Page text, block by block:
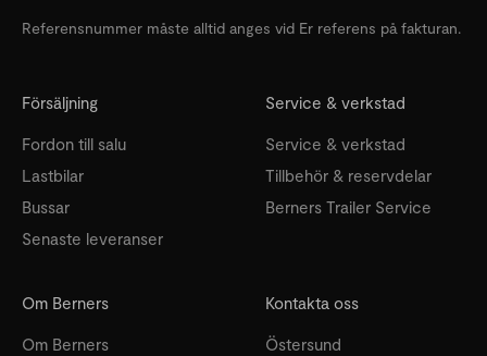
Referensnummer måste alltid anges vid Er referens på fakturan.
Försäljning
Fordon till salu
Lastbilar
Bussar
Senaste leveranser
Service & verkstad
Service & verkstad
Tillbehör & reservdelar
Berners Trailer Service
Om Berners
Om Berners
Kontakta oss
Östersund